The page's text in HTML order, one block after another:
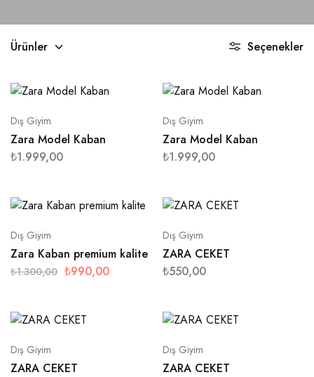
Ürünler Seçenekler
Dış Giyim
Zara Model Kaban
₺1.999,00
Dış Giyim
Zara Model Kaban
₺1.999,00
Dış Giyim
Zara Kaban premium kalite
₺1.300,00 ₺990,00
Dış Giyim
ZARA CEKET
₺550,00
Dış Giyim
ZARA CEKET
Dış Giyim
ZARA CEKET